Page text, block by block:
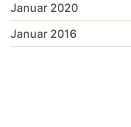
Januar 2020
Januar 2016